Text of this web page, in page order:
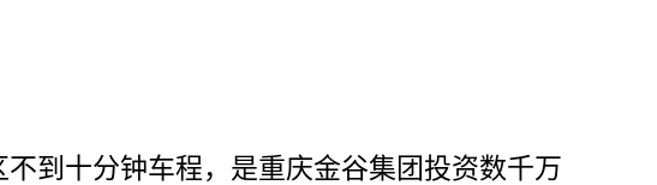
到十分钟车程，是重庆金谷集团投资数千万